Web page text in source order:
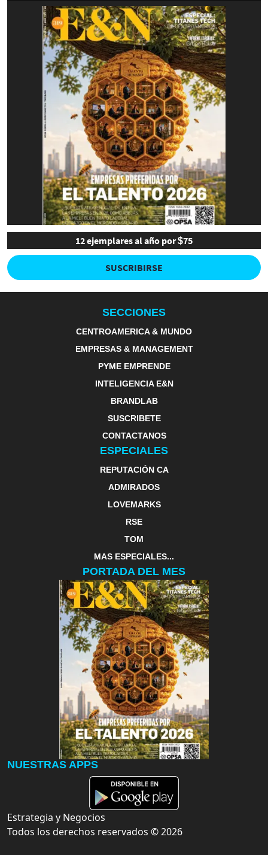
12 ejemplares al año por $75
SUSCRIBIRSE
SECCIONES
CENTROAMERICA & MUNDO
EMPRESAS & MANAGEMENT
PYME EMPRENDE
INTELIGENCIA E&N
BRANDLAB
SUSCRIBETE
CONTACTANOS
ESPECIALES
REPUTACIÓN CA
ADMIRADOS
LOVEMARKS
RSE
TOM
MAS ESPECIALES...
PORTADA DEL MES
NUESTRAS APPS
Estrategia y Negocios
Todos los derechos reservados ©2026